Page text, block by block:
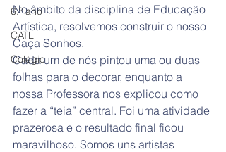
6.º ano
CATL
Colégio
No âmbito da disciplina de Educação
Artística, resolvemos construir o nosso
Caça Sonhos.
Cada um de nós pintou uma ou duas
folhas para o decorar, enquanto a
nossa Professora nos explicou como
fazer a “teia” central. Foi uma atividade
prazerosa e o resultado final ficou
maravilhoso. Somos uns artistas